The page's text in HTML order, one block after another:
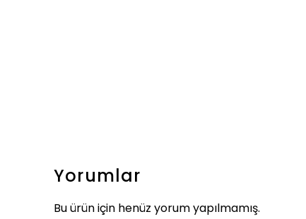
Yorumlar
Bu ürün için henüz yorum yapılmamış.